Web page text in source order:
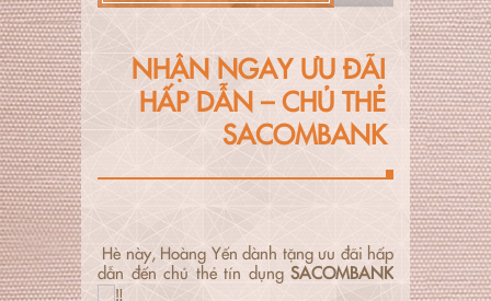
NHẬN NGAY ƯU ĐÃI
HẤP DẪN – CHỦ THẺ
SACOMBANK
Hè này, Hoàng Yến dành tặng ưu đãi hấp
dẫn đến chủ thẻ tín dụng SACOMBANK